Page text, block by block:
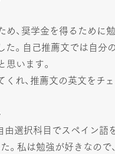
、奨学金を得るために
。自己推薦文では自
います。
れ、推薦文の英文をチ
由選択科目でスペイン
私は勉強が好きなの